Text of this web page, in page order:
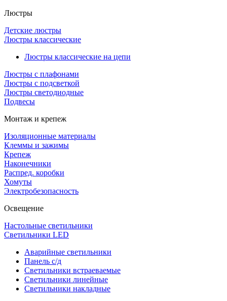
Люстры
Детские люстры
Люстры классические
Люстры классические на цепи
Люстры с плафонами
Люстры с подсветкой
Люстры светодиодные
Подвесы
Монтаж и крепеж
Изоляционные материалы
Клеммы и зажимы
Крепеж
Наконечники
Распред. коробки
Хомуты
Электробезопасность
Освещение
Настольные светильники
Светильники LED
Аварийные светильники
Панель с/д
Светильники встраеваемые
Светильники линейные
Светильники накладные